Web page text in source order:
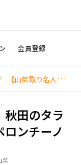
会員登録
【山菜取り名人直送】秋田のタラの芽でつくる絶品ペペロンチーノ
秋田のタラ
ンチーノ
菜